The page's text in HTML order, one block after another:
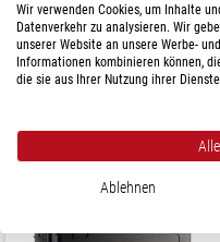
$
Wir verwenden Cookies, um Inhalte
Datenverkehr zu analysieren. Wir
unserer Website an unsere Werbe-
Informationen kombinieren können,
die sie aus Ihrer Nutzung ihrer
Ablehnen